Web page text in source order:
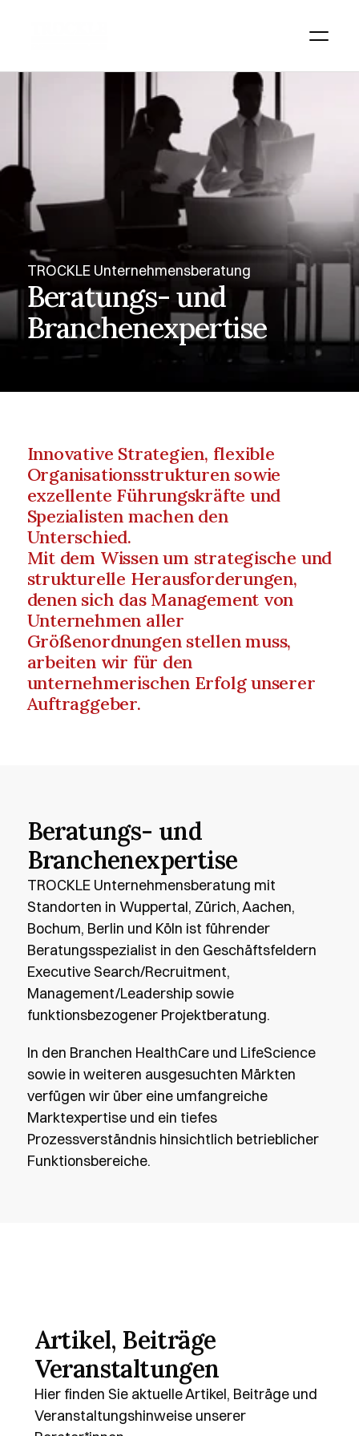
TROCKLE Unternehmensberatung
Beratungs- und
Branchenexpertise
Innovative Strategien, flexible
Organisationsstrukturen sowie
exzellente Führungskräfte und
Spezialisten machen den
Unterschied.
Mit dem Wissen um strategische und
strukturelle Herausforderungen,
denen sich das Management von
Unternehmen aller
Größenordnungen stellen muss,
arbeiten wir für den
unternehmerischen Erfolg unserer
Auftraggeber.
Beratungs- und
Branchenexpertise
TROCKLE Unternehmensberatung mit
Standorten in Wuppertal, Zürich, Aachen,
Bochum, Berlin und Köln ist führender
Beratungsspezialist in den Geschäftsfeldern
Executive Search/Recruitment,
Management/Leadership sowie
funktionsbezogener Projektberatung.
In den Branchen HealthCare und LifeScience
sowie in weiteren ausgesuchten Märkten
verfügen wir über eine umfangreiche
Marktexpertise und ein tiefes
Prozessverständnis hinsichtlich betrieblicher
Funktionsbereiche.
Artikel, Beiträge
Veranstaltungen
Hier finden Sie aktuelle Artikel, Beiträge und
Veranstaltungshinweise unserer